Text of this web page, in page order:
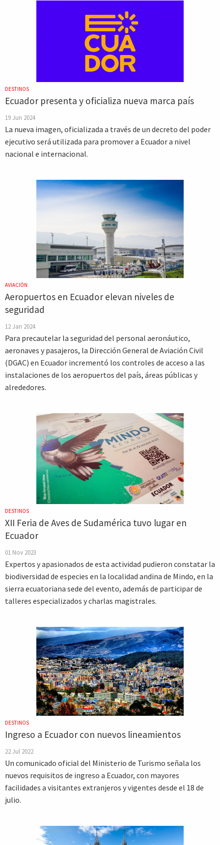
DESTINOS
Ecuador presenta y oficializa nueva marca país
19 Jun 2024
La nueva imagen, oficializada a través de un decreto del poder
ejecutivo será utilizada para promover a Ecuador a nivel
nacional e internacional.
AVIACIÓN
Aeropuertos en Ecuador elevan niveles de
seguridad
12 Jan 2024
Para precautelar la seguridad del personal aeronáutico,
aeronaves y pasajeros, la Dirección General de Aviación Civil
(DGAC) en Ecuador incrementó los controles de acceso a las
instalaciones de los aeropuertos del país, áreas públicas y
alrededores.
DESTINOS
XII Feria de Aves de Sudamérica tuvo lugar en
Ecuador
01 Nov 2023
Expertos y apasionados de esta actividad pudieron constatar la
biodiversidad de especies en la localidad andina de Mindo, en la
sierra ecuatoriana sede del evento, además de participar de
talleres especializados y charlas magistrales.
DESTINOS
Ingreso a Ecuador con nuevos lineamientos
22 Jul 2022
Un comunicado oficial del Ministerio de Turismo señala los
nuevos requisitos de ingreso a Ecuador, con mayores
facilidades a visitantes extranjeros y vigentes desde el 18 de
julio.